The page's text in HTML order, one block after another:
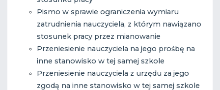
Pismo w sprawie ograniczenia wymiaru
zatrudnienia nauczyciela, z którym nawiązano
stosunek pracy przez mianowanie
Przeniesienie nauczyciela na jego prośbę na
inne stanowisko w tej samej szkole
Przeniesienie nauczyciela z urzędu za jego
zgodą na inne stanowisko w tej samej szkole